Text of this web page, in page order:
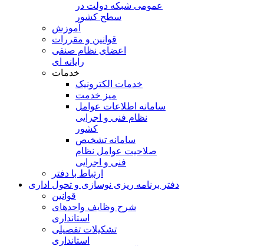
عمومی شبکه دولت در
سطح کشور
آموزش
قوانین و مقررات
اعضای نظام صنفی
رایانه ای
خدمات
خدمات الکترونیک
میز خدمت
سامانه اطلاعات عوامل
نظام فنی و اجرایی
کشور
سامانه تشخیص
صلاحیت عوامل نظام
فنی و اجرایی
ارتباط با دفتر
دفتر برنامه ريزی نوسازی و تحول اداری
قوانین
شرح وظایف واحدهای
استانداری
تشکیلات تفصیلی
استانداری